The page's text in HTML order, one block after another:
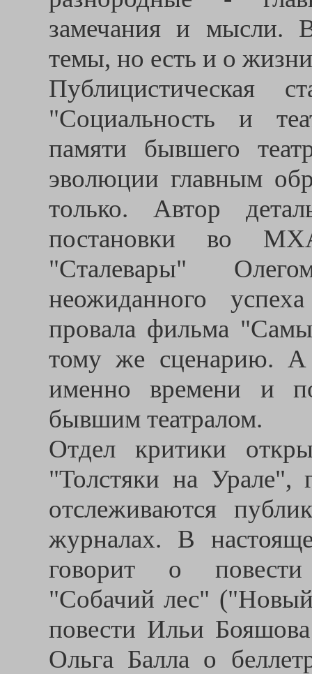
замечания и мысли.
темы, но есть и о
Публицистическая
"Социальность и
памяти бывшего
эволюции главным
только. Автор
постановки во
"Сталевары"
неожиданного
провала фильма
тому же сценарию. А
именно времени и
бывшим театралом.
Отдел критики
"Толстяки на Урале",
отслеживаются
журналах. В
говорит о повести
"Собачий лес"
повести Ильи
Ольга Балла о